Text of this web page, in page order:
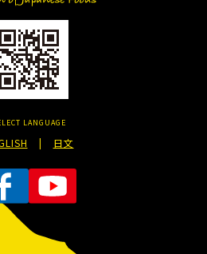
LANGUAGE
| 日文